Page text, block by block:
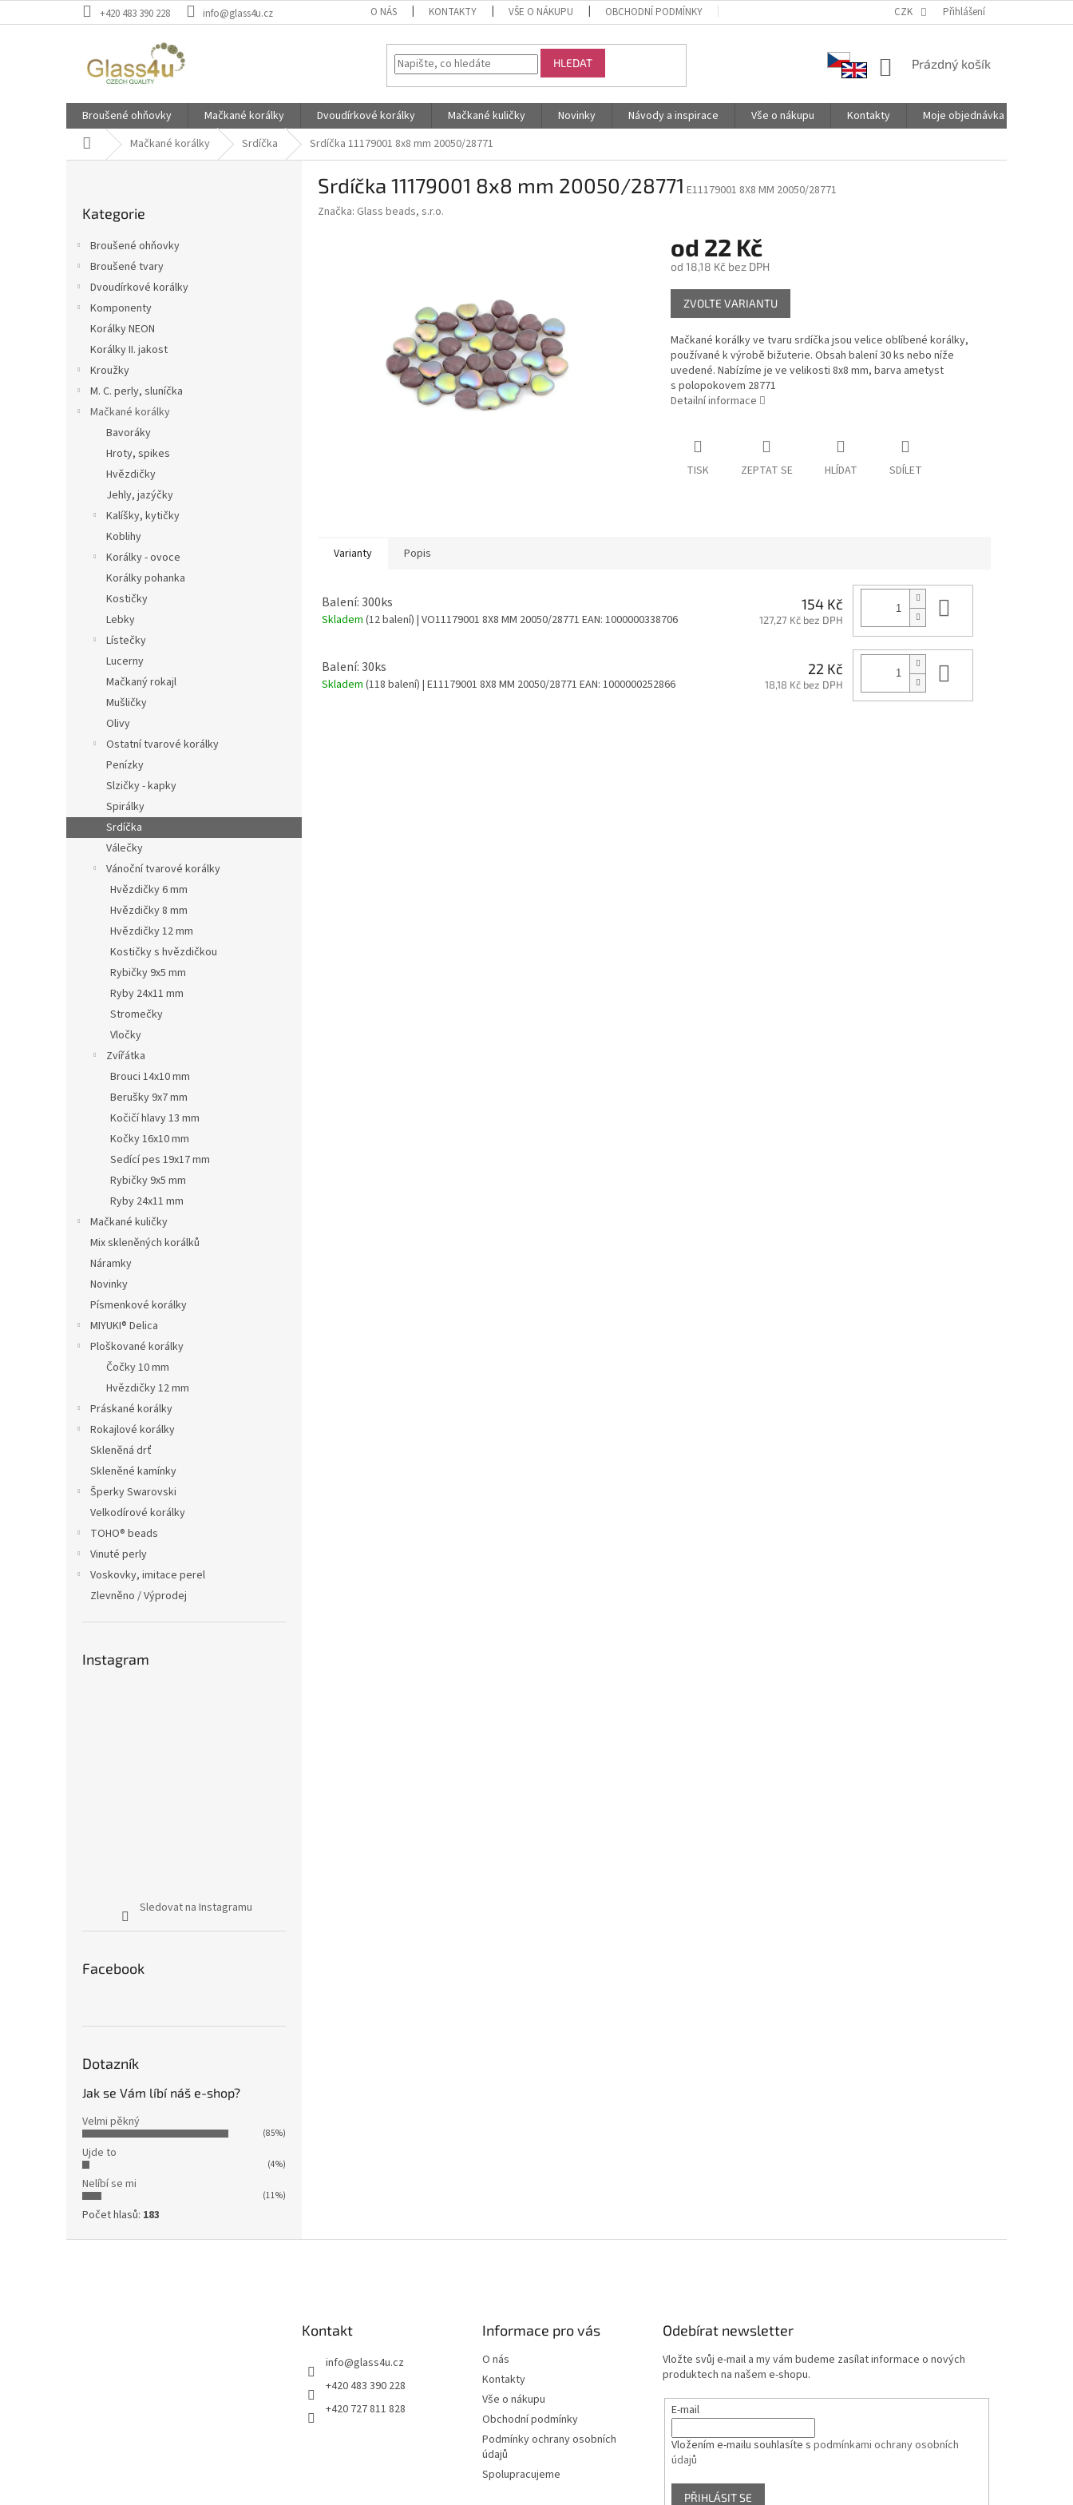
na
+420 483 390 228 info@glass4u.cz O NÁS KONTAKTY VŠE O NÁKUPU OBCHODNÍ PODMÍNKY PODMÍNKY OCHRANY OSOBNÍCH ÚDAJŮ SPOLUPRACUJEME
CZK Přihlášení
HLEDAT
NÁKUPNÍ
Prázdný košík
Broušené ohňovky Mačkané korálky Dvoudírkové korálky Mačkané kuličky Novinky Návody a inspirace Vše o nákupu Kontakty
Moje objednávka
Domů Mačkané korálky Srdíčka Srdíčka 11179001 8x8 mm 20050/28771
kategorie
Kategorie
Broušené ohňovky
Broušené tvary
Dvoudírkové korálky
Komponenty
Korálky NEON
Korálky II. jakost
Kroužky
M. C. perly, sluníčka
Mačkané korálky
Bavoráky
Hroty, spikes
Hvězdičky
Jehly, jazýčky
Kalíšky, kytičky
Koblihy
Korálky - ovoce
Korálky pohanka
Kostičky
Lebky
Lístečky
Lucerny
Mačkaný rokajl
Mušličky
Olivy
Ostatní tvarové korálky
Penízky
Slzičky - kapky
Spirálky
Srdíčka
Válečky
Vánoční tvarové korálky
Hvězdičky 6 mm
Hvězdičky 8 mm
Hvězdičky 12 mm
Kostičky s hvězdičkou
Rybičky 9x5 mm
Ryby 24x11 mm
Stromečky
Vločky
Zvířátka
Brouci 14x10 mm
Berušky 9x7 mm
Kočičí hlavy 13 mm
Kočky 16x10 mm
Sedící pes 19x17 mm
Rybičky 9x5 mm
Ryby 24x11 mm
Mačkané kuličky
Mix skleněných korálků
Náramky
Novinky
Písmenkové korálky
MIYUKI® Delica
Ploškované korálky
Čočky 10 mm
Hvězdičky 12 mm
Práskané korálky
Rokajlové korálky
Skleněná drť
Skleněné kamínky
Šperky Swarovski
Velkodírové korálky
TOHO® beads
Vinuté perly
Voskovky, imitace perel
Zlevněno / Výprodej
Instagram
Sledovat na Instagramu
Facebook
Dotazník
Jak se Vám líbí náš e-shop?
Velmi pěkný
(85%)
Ujde to
(4%)
Nelíbí se mi
(11%)
Počet hlasů: 183
Srdíčka 11179001 8x8 mm 20050/28771 E11179001 8X8 MM 20050/28771
Značka: Glass beads, s.r.o.
od 22 Kč
od 18,18 Kčbez DPH
Měrná
cena:
ZVOLTE VARIANTU
Mačkané korálky ve tvaru srdíčka jsou velice oblíbené korálky,
používané k výrobě bižuterie. Obsah balení 30 ks nebo níže
uvedené. Nabízíme je ve velikosti 8x8 mm, barva ametyst
s polopokovem 28771
Detailní informace
TISK ZEPTAT SE HLÍDAT SDÍLET
Varianty Popis
Balení: 300ks
Skladem (12 balení) | VO11179001 8X8 MM 20050/28771 EAN: 1000000338706
154 Kč
127,27 Kč bez DPH
Balení: 30ks
Skladem (118 balení) | E11179001 8X8 MM 20050/28771 EAN: 1000000252866
22 Kč
18,18 Kč bez DPH
Kontakt
info@glass4u.cz
+420 483 390 228
+420 727 811 828
Informace pro vás
O nás
Kontakty
Vše o nákupu
Obchodní podmínky
Podmínky ochrany osobních
údajů
Spolupracujeme
Odebírat newsletter
Vložte svůj e-mail a my vám budeme zasílat informace o nových
produktech na našem e-shopu.
E-mail
Vložením e-mailu souhlasíte spodmínkami ochrany osobních
údajů
PŘIHLÁSIT SE